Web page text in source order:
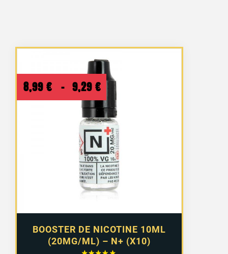
BOOSTER DE NICOTINE 10ML
(20MG/ML) – N+ (X10)
8,99 € – 9,29 € Plage
de
prix :
8,99 €
à
9,29 €